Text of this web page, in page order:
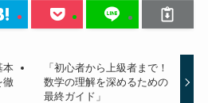
本
徹
「初心者から上級者まで！
数学の理解を深めるための
最終ガイド」